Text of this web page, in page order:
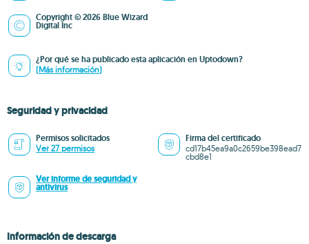
Copyright © 2026 Blue Wizard
Digital Inc
¿Por qué se ha publicado esta aplicación en Uptodown?
(Más información)
Seguridad y privacidad
Permisos solicitados
Ver 27 permisos
Firma del certificado
cd17b45ea9a0c2659be398ead7
cbd8e1
Ver informe de seguridad y
antivirus
Información de descarga